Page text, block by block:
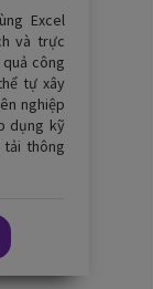
Excel
và trực
công
tự xây
nghiệp
dụng kỹ
thông